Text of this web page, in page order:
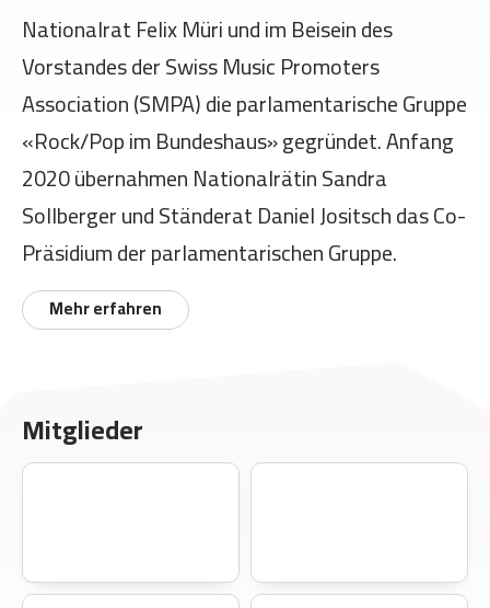
Nationalrat Felix Müri und im Beisein des
Vorstandes der Swiss Music Promoters
Association (SMPA) die parlamentarische Gruppe
«Rock/Pop im Bundeshaus» gegründet. Anfang
2020 übernahmen Nationalrätin Sandra
Sollberger und Ständerat Daniel Jositsch das Co-
Präsidium der parlamentarischen Gruppe.
Mehr erfahren
Mitglieder